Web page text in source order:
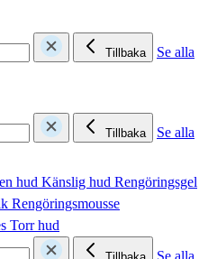
Tillbaka
Se alla
Tillbaka
Se alla
hud Känslig hud Rengöringsgel
Rengöringsmousse
Torr hud